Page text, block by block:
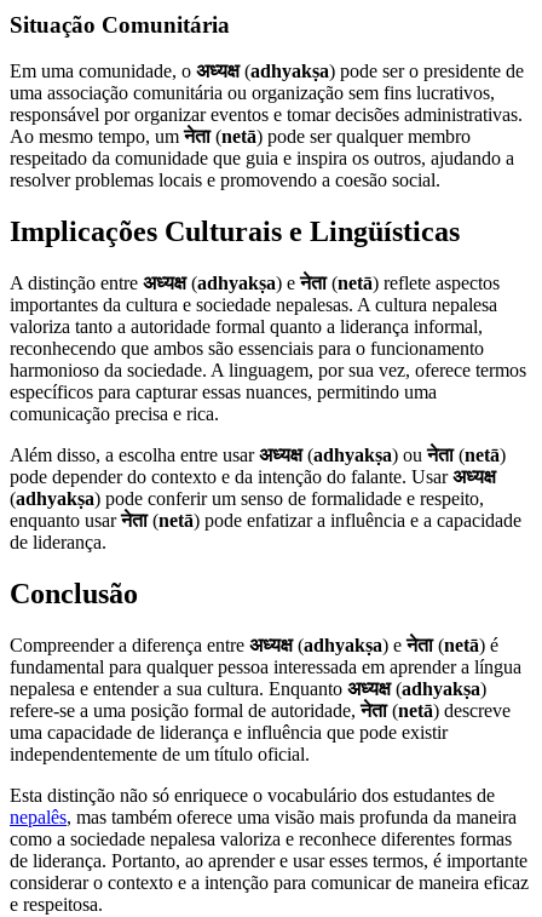
Situação Comunitária
Em uma comunidade, o अध्यक्ष(adhyakṣa) pode ser o presidente de
uma associação comunitária ou organização sem fins lucrativos,
responsável por organizar eventos e tomar decisões administrativas.
Ao mesmo tempo, umनेता(netā) pode ser qualquer membro
respeitado da comunidade que guia e inspira os outros, ajudando a
resolver problemas locais e promovendo a coesão social.
Implicações Culturais e Lingüísticas
A distinção entre अध्यक्ष(adhyakṣa) eनेता(netā) reflete aspectos
importantes da cultura e sociedade nepalesas. A cultura nepalesa
valoriza tanto a autoridade formal quanto a liderança informal,
reconhecendo que ambos são essenciais para o funcionamento
harmonioso da sociedade. A linguagem, por sua vez, oferece termos
específicos para capturar essas nuances, permitindo uma
comunicação precisa e rica.
Além disso, a escolha entre usarअध्यक्ष(adhyakṣa) ouनेता(netā)
pode depender do contexto e da intenção do falante. Usarअध्यक्ष
(adhyakṣa) pode conferir um senso de formalidade e respeito,
enquanto usarनेता(netā) pode enfatizar a influência e a capacidade
de liderança.
Conclusão
Compreender a diferença entre अध्यक्ष(adhyakṣa) eनेता(netā) é
fundamental para qualquer pessoa interessada em aprender a língua
nepalesa e entender a sua cultura. Enquanto अध्यक्ष(adhyakṣa)
refere-se a uma posição formal de autoridade,नेता(netā) descreve
uma capacidade de liderança e influência que pode existir
independentemente de um título oficial.
Esta distinção não só enriquece o vocabulário dos estudantes de
nepalês, mas também oferece uma visão mais profunda da maneira
como a sociedade nepalesa valoriza e reconhece diferentes formas
de liderança. Portanto, ao aprender e usar esses termos, é importante
considerar o contexto e a intenção para comunicar de maneira eficaz
e respeitosa.